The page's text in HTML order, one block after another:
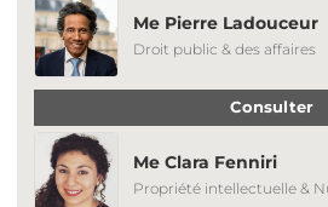
Me Pierre Ladouceur
Droit public & des affaires
Consulter
Me Clara Fenniri
Propriété intellectuelle &